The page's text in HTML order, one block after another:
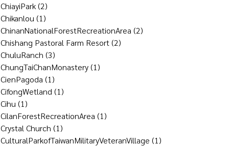
ChiayiPark(2)
Chikanlou (1)
ChinanNationalForestRecreationArea (2)
Chishang Pastoral Farm Resort(2)
ChuluRanch (3)
ChungTaiChanMonastery(1)
CienPagoda (1)
CifongWetland (1)
Cihu (1)
CilanForestRecreationArea (1)
Crystal Church (1)
CulturalParkofTaiwanMilitaryVeteranVillage (1)